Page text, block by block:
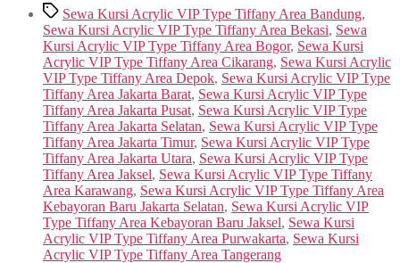
TagsSewa Kursi Acrylic VIP Type Tiffany Area Bandung,
Sewa Kursi Acrylic VIP Type Tiffany Area Bekasi, Sewa
Kursi Acrylic VIP Type Tiffany Area Bogor, Sewa Kursi
Acrylic VIP Type Tiffany Area Cikarang, Sewa Kursi Acrylic
VIP Type Tiffany Area Depok, Sewa Kursi Acrylic VIP Type
Tiffany Area Jakarta Barat, Sewa Kursi Acrylic VIP Type
Tiffany Area Jakarta Pusat, Sewa Kursi Acrylic VIP Type
Tiffany Area Jakarta Selatan, Sewa Kursi Acrylic VIP Type
Tiffany Area Jakarta Timur, Sewa Kursi Acrylic VIP Type
Tiffany Area Jakarta Utara, Sewa Kursi Acrylic VIP Type
Tiffany Area Jaksel, Sewa Kursi Acrylic VIP Type Tiffany
Area Karawang, Sewa Kursi Acrylic VIP Type Tiffany Area
Kebayoran Baru Jakarta Selatan, Sewa Kursi Acrylic VIP
Type Tiffany Area Kebayoran Baru Jaksel, Sewa Kursi
Acrylic VIP Type Tiffany Area Purwakarta, Sewa Kursi
Acrylic VIP Type Tiffany Area Tangerang